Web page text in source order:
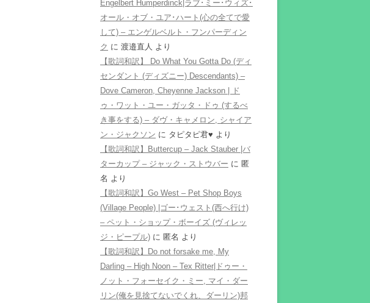
Engelbert Humperdinck|ラブ･ミー･ウィズ･
オール・オブ・ユア･ハート(心の全てで愛
して) – エンゲルベルト・フンパーディン
ク に 渡邉直人 より
【歌詞和訳】 Do What You Gotta Do (ディ
センダント (ディズニー) Descendants) –
Dove Cameron, Cheyenne Jackson | ド
ゥ・ワット・ユー・ガッタ・ドゥ (するべ
き事をする) – ダヴ・キャメロン, シャイア
ン・ジャクソン に タピタピ君♥️ より
【歌詞和訳】Buttercup – Jack Stauber |バ
ターカップ – ジャック・ストウバー に 匿
名 より
【歌詞和訳】Go West – Pet Shop Boys
(Village People) |ゴー･ウェスト(西へ行け)
– ペット・ショップ・ボーイズ (ヴィレッ
ジ・ピープル) に 匿名 より
【歌詞和訳】Do not forsake me, My
Darling – High Noon – Tex Ritter|ドゥー・
ノット・フォーセイク・ミー, マイ・ダー
リン(俺を見捨てないでくれ、ダーリン)邦